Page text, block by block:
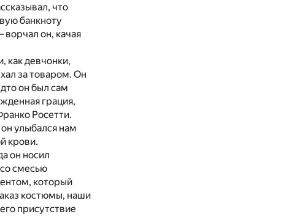
что
банкноту
он, качая
как девчонки,
за товаром. Он
он был сам
грация,
Росетти.
улыбался нам
крови.
он носил
смесью
который
костюмы, наши
присутствие